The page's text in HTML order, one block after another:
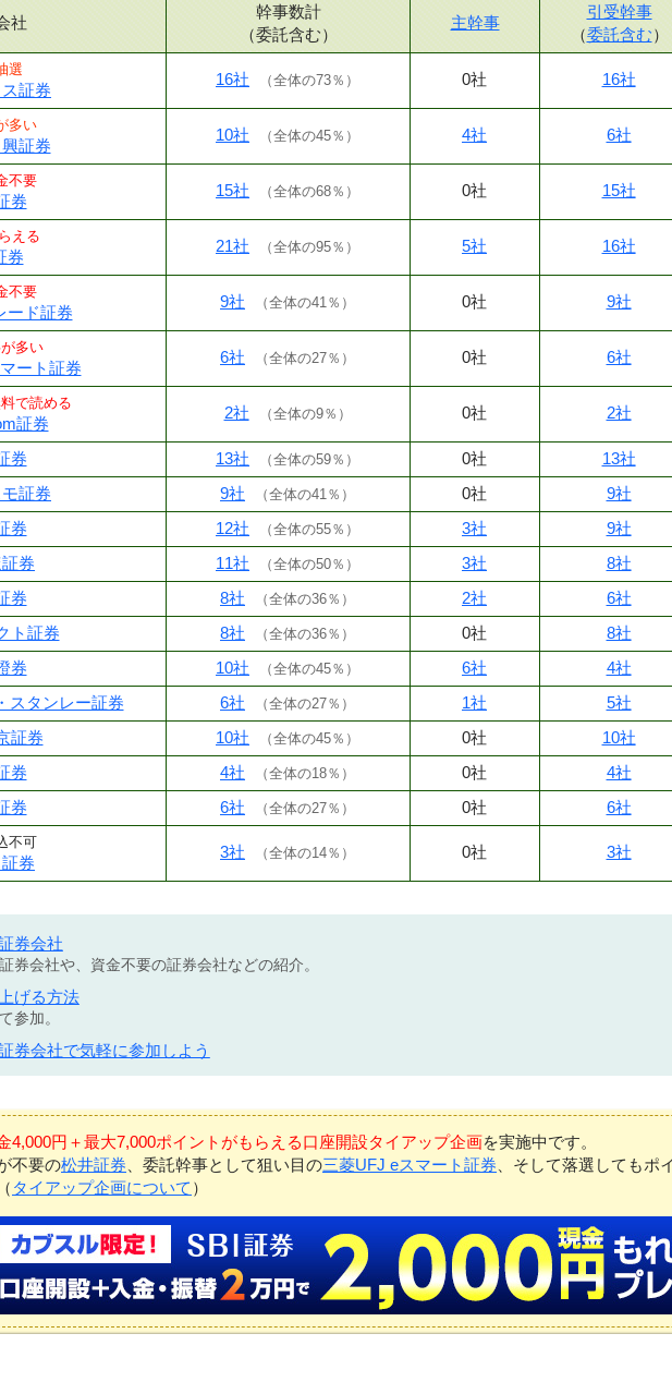
社
幹事数計
（委託含む）
主幹事
引受幹事
（委託含む）
選
証券
16社 （全体の73％ ） 0社 16社
多い
証券
10社 （全体の45％ ） 4社 6社
不要
券
15社 （全体の68％ ） 0社 15社
える
券
21社 （全体の95％ ） 5社 16社
不要
ード証券
9社 （全体の41％ ） 0社 9社
多い
ート証券
6社 （全体の27％ ） 0社 6社
で読める
証券
2社 （全体の9％ ） 0社 2社
券 13社 （全体の59％ ） 0社 13社
証券
9社 （全体の41％ ） 0社 9社
券
12社 （全体の55％ ） 3社 9社
券
11社 （全体の50％ ） 3社 8社
券
8社 （全体の36％ ） 2社 6社
ト証券
8社 （全体の36％ ） 0社 8社
券
10社 （全体の45％ ） 6社 4社
スタンレー証券
6社 （全体の27％ ） 1社 5社
証券
10社 （全体の45％ ） 0社 10社
券
4社 （全体の18％ ） 0社 4社
券
6社 （全体の27％ ） 0社 6社
不可
券
3社 （全体の14％ ） 0社 3社
券会社
券会社や、資金不要の証券会社などの紹介。
げる方法
参加。
券会社で気軽に参加しよう
4,000円＋最大7,000ポイントがもらえる口座開設タイアップ企画を実施中です。
不要の松井証券 、委託幹事として狙い目の三菱UFJ eスマート証券 、そして落選してもポ
タイアップ企画について ）